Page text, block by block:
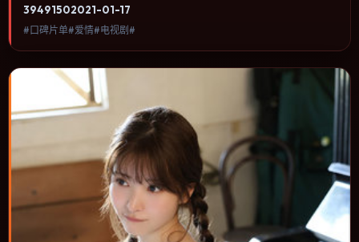
焦人物选择与情节推进，节奏与视听语言统一，可作为休闲观影或类
型片补片的选择。
39491502021-01-17
#口碑片单#爱情#电视剧#